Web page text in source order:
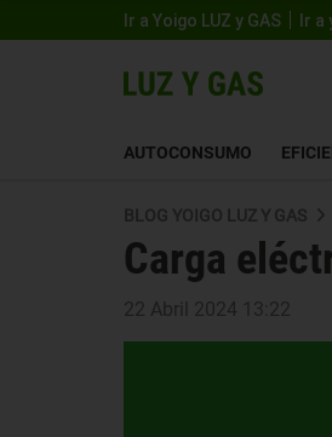
Ir a Yoigo LUZ y GAS Ir a
AUTOCONSUMO
BLOG YOIGO LUZ Y GAS
Carga
22 Abril 2024 13:22